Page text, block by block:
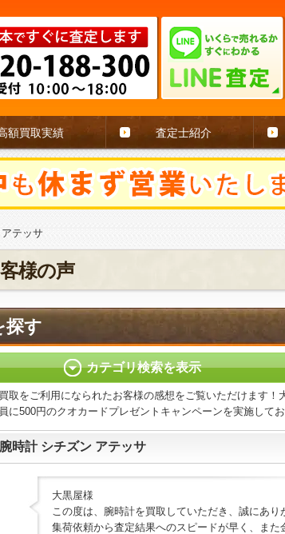
額買取実績 査定士紹介
テッサ
様の声
探す
カテゴリ検索を表示
取をご利用になられたお客様の感想をご覧いただけます！
に500円のクオカードプレゼントキャンペーンを実施してお
時計 シチズン アテッサ
大黒屋様
この度は、腕時計を買取していただき、誠にあり
集荷依頼から査定結果へのスピードが早く、また